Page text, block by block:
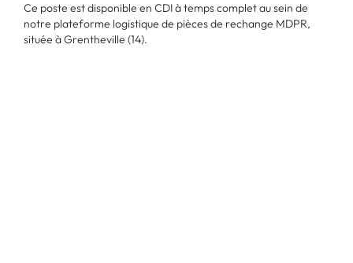
Ce poste est disponible en CDI à temps complet au sein de
notre plateforme logistique de pièces de rechange MDPR,
située à Grentheville (14).